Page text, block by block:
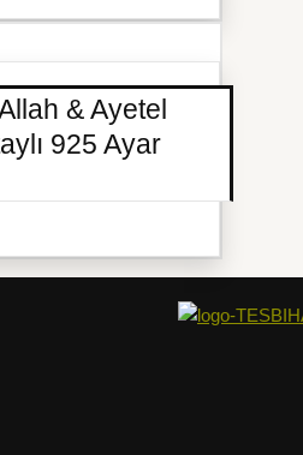
& Ayetel
925 Ayar